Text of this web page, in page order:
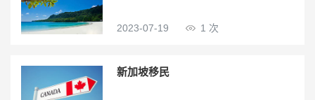
2023-07-19 1 次
新加坡移民